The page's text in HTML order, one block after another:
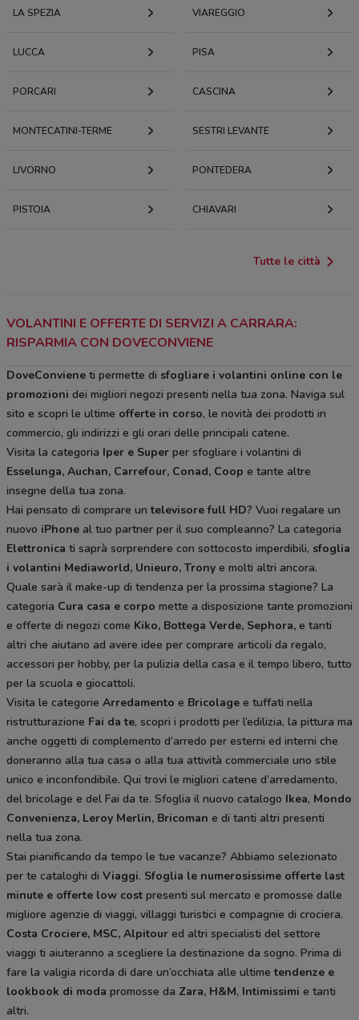
LA SPEZIA VIAREGGIO
LUCCA PISA
PORCARI CASCINA
MONTECATINI-TERME SESTRI LEVANTE
LIVORNO PONTEDERA
PISTOIA CHIAVARI
Tutte le città
VOLANTINI E OFFERTE DI SERVIZI A CARRARA:
RISPARMIA CON DOVECONVIENE
DoveConviene ti permette di sfogliare i volantini online con le
promozioni dei migliori negozi presenti nella tua zona. Naviga sul
sito e scopri le ultime offerte in corso, le novità dei prodotti in
commercio, gli indirizzi e gli orari delle principali catene.
Visita la categoria Iper e Super per sfogliare i volantini di
Esselunga, Auchan, Carrefour, Conad, Coop e tante altre
insegne della tua zona.
Hai pensato di comprare untelevisore full HD? Vuoi regalare un
nuovo iPhone al tuo partner per il suo compleanno? La categoria
Elettronica ti saprà sorprendere con sottocosto imperdibili, sfoglia
i volantini Mediaworld, Unieuro, Trony e molti altri ancora.
Quale sarà il make-up di tendenza per la prossima stagione? La
categoria Cura casa e corpo mette a disposizione tante promozioni
e offerte di negozi come Kiko, Bottega Verde, Sephora, e tanti
altri che aiutano ad avere idee per comprare articoli da regalo,
accessori per hobby, per la pulizia della casa e il tempo libero, tutto
per la scuola e giocattoli.
Visita le categorie Arredamento e Bricolage e tuffati nella
ristrutturazione Fai da te, scopri i prodotti per l’edilizia, la pittura ma
anche oggetti di complemento d’arredo per esterni ed interni che
doneranno alla tua casa o alla tua attività commerciale uno stile
unico e inconfondibile. Qui trovi le migliori catene d’arredamento,
del bricolage e del Fai da te. Sfoglia il nuovo catalogo Ikea, Mondo
Convenienza, Leroy Merlin, Bricoman e di tanti altri presenti
nella tua zona.
Stai pianificando da tempo le tue vacanze? Abbiamo selezionato
per te cataloghi di Viaggi. Sfoglia le numerosissime offerte last
minute e offerte low cost presenti sul mercato e promosse dalle
migliore agenzie di viaggi, villaggi turistici e compagnie di crociera.
Costa Crociere, MSC, Alpitour ed altri specialisti del settore
viaggi ti aiuteranno a scegliere la destinazione da sogno. Prima di
fare la valigia ricorda di dare un’occhiata alle ultimetendenze e
lookbook di moda promosse da Zara, H&M, Intimissimi e tanti
altri.